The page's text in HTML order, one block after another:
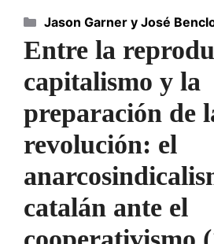
Entre la
capitalismo y la
preparación de
revolución: el
catalán ante el
Categorías
Jason Garner y José